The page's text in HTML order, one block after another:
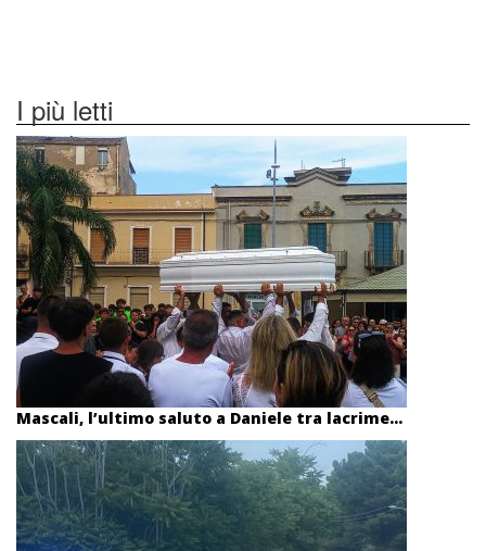
I più letti
Mascali, l’ultimo saluto a Daniele tra lacrime...